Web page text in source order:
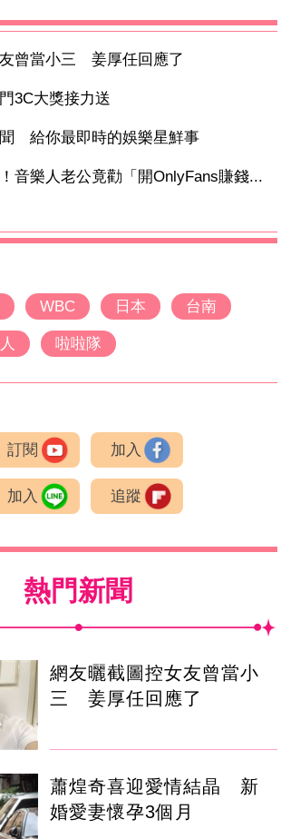
曾當小三 姜厚任回應了
3C大獎接力送
給你最即時的娛樂星鮮事
音樂人老公竟勸「開OnlyFans賺錢...
WBC 日本 台南
啦啦隊
訂閱 加入
加入 追蹤
熱門新聞
網友曬截圖控女友曾當小
三 姜厚任回應了
蕭煌奇喜迎愛情結晶 新
婚愛妻懷孕3個月